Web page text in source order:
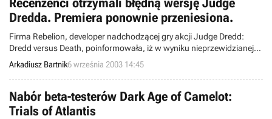
Chiny.
Recenzenci otrzymali błędną wersję Judge
Dredda. Premiera ponownie przeniesiona.
Firma Rebelion, developer nadchodzącej gry akcji Judge Dredd:
Dredd versus Death, poinformowała, iż w wyniku nieprzewidzianej
pomyłki beta wersja powyższego tytułu została rozesłana pomiędzy
pewną liczbę serwisów internetowych jako „produkt finalny”,
przygotowany do recenzji.
Arkadiusz Bartnik6 września 2003 14:45
Nabór beta-testerów Dark Age of Camelot:
Trials of Atlantis